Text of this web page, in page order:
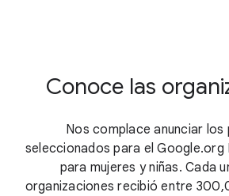
Conoce las
Nos complace anunciar
seleccionados para el Google.org
para mujeres y niñas. Cada
organizaciones recibió entre